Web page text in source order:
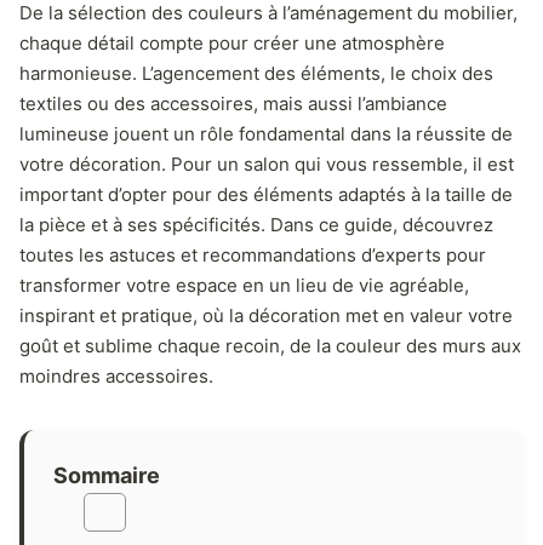
De la sélection des couleurs à l’aménagement du mobilier,
chaque détail compte pour créer une atmosphère
harmonieuse. L’agencement des éléments, le choix des
textiles ou des accessoires, mais aussi l’ambiance
lumineuse jouent un rôle fondamental dans la réussite de
votre décoration. Pour un salon qui vous ressemble, il est
important d’opter pour des éléments adaptés à la taille de
la pièce et à ses spécificités. Dans ce guide, découvrez
toutes les astuces et recommandations d’experts pour
transformer votre espace en un lieu de vie agréable,
inspirant et pratique, où la décoration met en valeur votre
goût et sublime chaque recoin, de la couleur des murs aux
moindres accessoires.
Sommaire